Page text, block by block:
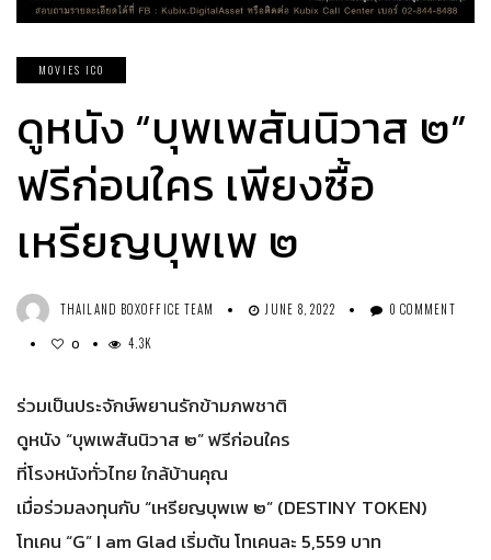
MOVIES ICO
ดูหนัง “บุพเพสันนิวาส ๒”
ฟรีก่อนใคร เพียงซื้อ
เหรียญบุพเพ ๒
THAILAND BOXOFFICE TEAM JUNE 8, 2022 0 COMMENT
0 4.3K
ร่วมเป็นประจักษ์พยานรักข้ามภพชาติ
ดูหนัง “บุพเพสันนิวาส ๒” ฟรีก่อนใคร
ที่โรงหนังทั่วไทย ใกล้บ้านคุณ
เมื่อร่วมลงทุนกับ “เหรียญบุพเพ ๒” (DESTINY TOKEN)
โทเคน “G” I am Glad เริ่มต้น โทเคนละ 5,559 บาท